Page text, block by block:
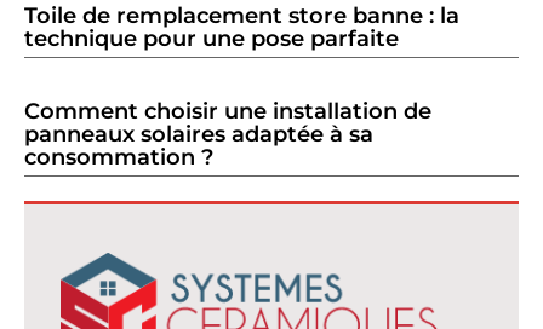
Toile de remplacement store banne : la
technique pour une pose parfaite
Comment choisir une installation de
panneaux solaires adaptée à sa
consommation ?